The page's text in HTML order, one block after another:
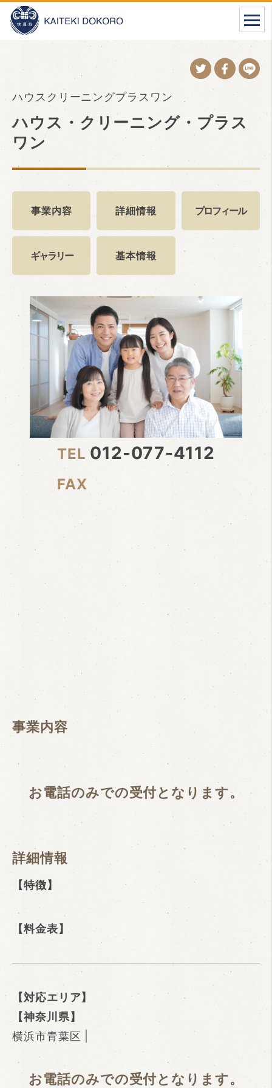
ハウスクリーニングプラスワン
ハウス・クリーニング・プラス
ワン
事業内容 詳細情報 プロフィール
ギャラリー 基本情報
TEL 012-077-4112
FAX
事業内容
お電話のみでの受付となります。
詳細情報
【特徴】
【料金表】
【対応エリア】
【神奈川県】
横浜市青葉区 |
お電話のみでの受付となります。